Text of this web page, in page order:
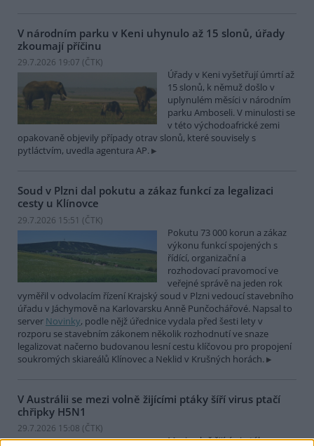
V národním parku v Keni uhynulo až 15 slonů, úřady
zkoumají příčinu
29.7.2026 19:07 (ČTK)
Úřady v Keni vyšetřují úmrtí až
15 slonů, k němuž došlo v
uplynulém měsíci v národním
parku Amboseli. V minulosti se
v této východoafrické zemi
opakovaně objevily případy otrav slonů, které souvisely s
pytláctvím, uvedla agentura AP.
Soud v Plzni dal pokutu a zákaz funkcí za legalizaci
cesty u Klínovce
29.7.2026 15:51 (ČTK)
Pokutu 73 000 korun a zákaz
výkonu funkcí spojených s
řídící, organizační a
rozhodovací pravomocí ve
veřejné správě na jeden rok
vyměřil v odvolacím řízení Krajský soud v Plzni vedoucí stavebního
úřadu v Jáchymově na Karlovarsku Anně Punčochářové. Napsal to
server Novinky, podle nějž úřednice vydala před šesti lety v
rozporu se stavebním zákonem několik rozhodnutí ve snaze
legalizovat načerno budovanou lesní cestu klíčovou pro propojení
soukromých skiareálů Klínovec a Neklid v Krušných horách.
V Austrálii se mezi volně žijícími ptáky šíří virus ptačí
chřipky H5N1
29.7.2026 15:08 (ČTK)
Mezi volně žijícími ptáky v